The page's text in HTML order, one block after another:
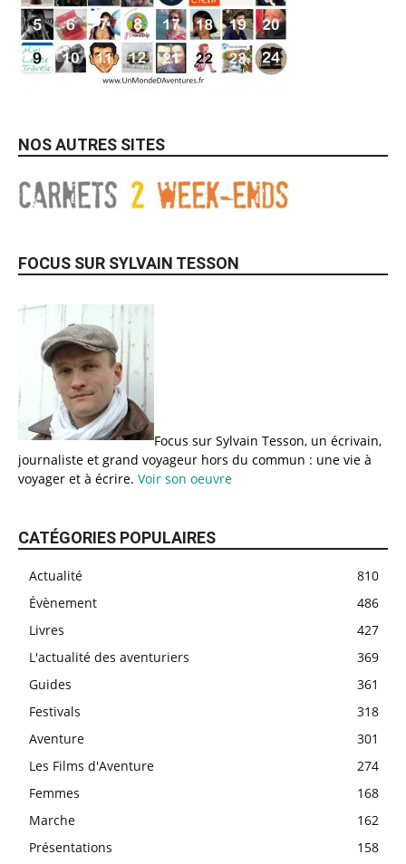
NOS AUTRES SITES
FOCUS SUR SYLVAIN TESSON
Focus sur Sylvain Tesson, un écrivain,
journaliste et grand voyageur hors du commun : une vie à
voyager et à écrire. Voir son oeuvre
CATÉGORIES POPULAIRES
Actualité
810
Évènement
486
Livres
427
L'actualité des aventuriers
369
Guides
361
Festivals
318
Aventure
301
Les Films d'Aventure
274
Femmes
168
Marche
162
Présentations
158